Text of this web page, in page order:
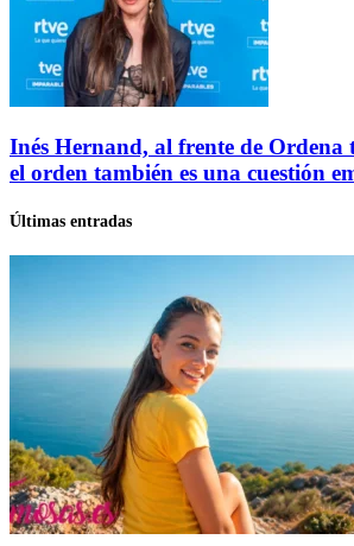
Inés Hernand, al frente de Ordena
el orden también es una cuestión
Últimas entradas